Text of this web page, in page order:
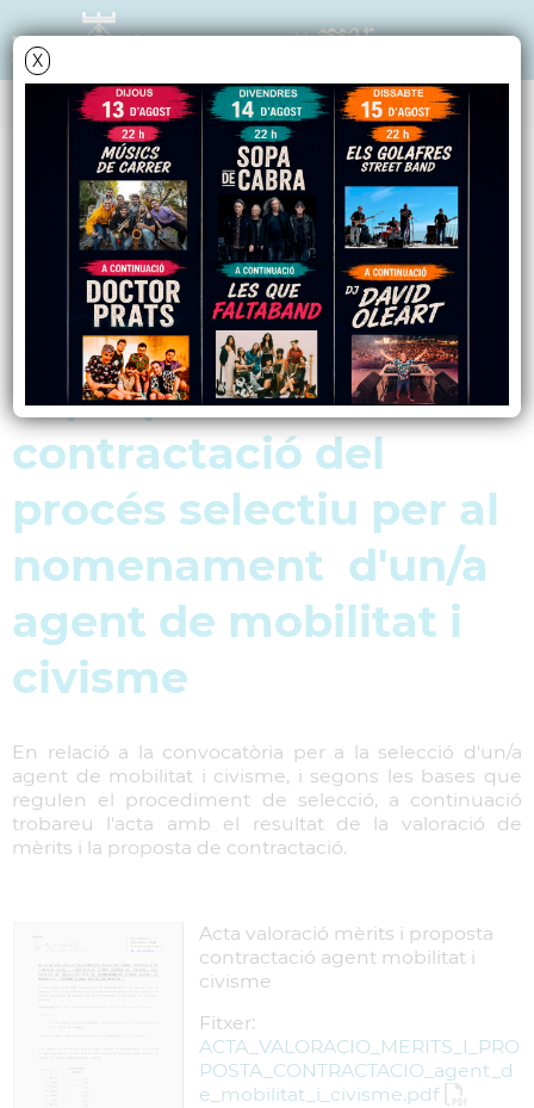
X
NOTÍCIES - ACTUALITAT
Publiquem els
resultats de la
valoració de mèrits i
la proposta de
contractació del
procés selectiu per al
nomenament d'un/a
agent de mobilitat i
civisme
En relació a la convocatòria per a la selecció d'un/a
agent de mobilitat i civisme, i segons les bases que
regulen el procediment de selecció, a continuació
trobareu l'acta amb el resultat de la valoració de
mèrits i la proposta de contractació.
Acta valoració mèrits i proposta
contractació agent mobilitat i
civisme
Fitxer:
ACTA_VALORACIO_MERITS_I_PRO
POSTA_CONTRACTACIO_agent_d
e_mobilitat_i_civisme.pdf